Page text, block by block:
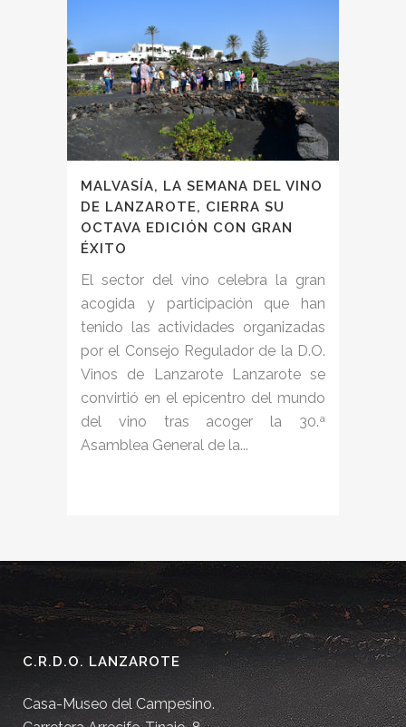
MALVASÍA, LA SEMANA DEL VINO
DE LANZAROTE, CIERRA SU
OCTAVA EDICIÓN CON GRAN
ÉXITO
El sector del vino celebra la gran
acogida y participación que han
tenido las actividades organizadas
por el Consejo Regulador de la D.O.
Vinos de Lanzarote Lanzarote se
convirtió en el epicentro del mundo
del vino tras acoger la 30.ª
Asamblea General de la...
C.R.D.O. LANZAROTE
Casa-Museo del Campesino.